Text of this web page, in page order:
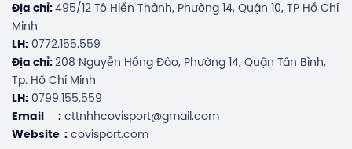
Địa chỉ: 495/12 Tô Hiến Thành, Phường 14, Quận 10, TP Hồ Chí
Minh
LH: 0772.155.559
Địa chỉ: 208 Nguyễn Hồng Đào, Phường 14, Quận Tân Bình,
Tp. Hồ Chí Minh
LH: 0799.155.559
Email : cttnhhcovisport@gmail.com
Website : covisport.com